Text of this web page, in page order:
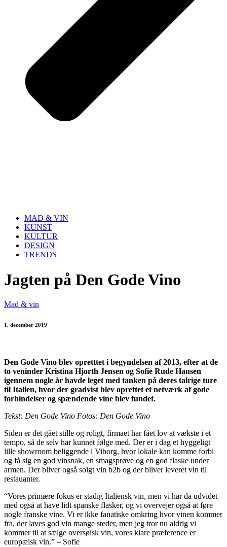
MAD & VIN
KUNST
KULTUR
DESIGN
TRENDS
Jagten på Den Gode Vino
Mad & vin
1. december 2019
Den Gode Vino blev opretttet i begyndelsen af 2013, efter at de
to veninder Kristina Hjorth Jensen og Sofie Rude Hansen
igennem nogle år havde leget med tanken på deres talrige ture
til Italien, hvor der gradvist blev oprettet et netværk af gode
forbindelser og spændende vine blev fundet.
Tekst: Den Gode Vino Fotos: Den Gode Vino
Siden er det gået stille og roligt, firmaet har fået lov at vækste i et
tempo, så de selv har kunnet følge med. Der er i dag et hyggeligt
lille showroom beliggende i Viborg, hvor lokale kan komme forbi
og få sig en god vinsnak, en smagsprøve og en god flaske under
armen. Der bliver også solgt vin b2b og der bliver leveret vin til
restauanter.
“Vores primære fokus er stadig Italiensk vin, men vi har da udvidet
med også at have lidt spanske flasker, og vi overvejer også at føre
nogle franske vine. Vi er ikke fanatiske omkring hvor vinen kommer
fra, der laves god vin mange steder, men jeg tror nu aldrig vi
kommer til at sælge oversøisk vin, vores klare præference er
europæisk vin.” – Sofie